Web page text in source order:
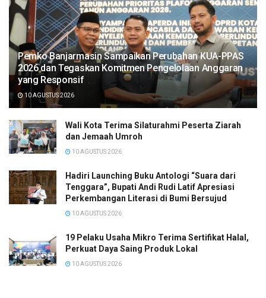
Pemko Banjarmasin Sampaikan Perubahan KUA-PPAS
2026 dan Tegaskan Komitmen Pengelolaan Anggaran
yang Responsif
10 AGUSTUS 2026
Wali Kota Terima Silaturahmi Peserta Ziarah
dan Jemaah Umroh
10 AGUSTUS 2026
Hadiri Launching Buku Antologi “Suara dari
Tenggara”, Bupati Andi Rudi Latif Apresiasi
Perkembangan Literasi di Bumi Bersujud
10 AGUSTUS 2026
19 Pelaku Usaha Mikro Terima Sertifikat Halal,
Perkuat Daya Saing Produk Lokal
10 AGUSTUS 2026